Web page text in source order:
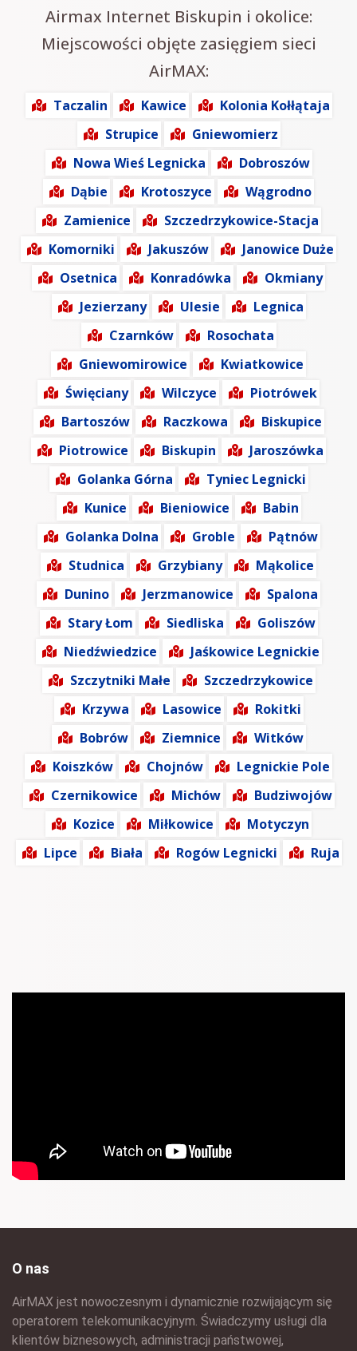
Airmax Internet Biskupin i okolice:
Miejscowości objęte zasięgiem sieci
AirMAX:
Taczalin Kawice
Kolonia Kołłątaja
Strupice
Gniewomierz
Nowa Wieś Legnicka
Dobroszów
Dąbie
Krotoszyce
Wągrodno
Zamienice
Szczedrzykowice-Stacja
Komorniki
Jakuszów
Janowice Duże
Osetnica
Konradówka
Okmiany
Jezierzany
Ulesie
Legnica
Czarnków
Rosochata
Gniewomirowice
Kwiatkowice
Święciany
Wilczyce
Piotrówek
Bartoszów
Raczkowa
Biskupice
Piotrowice
Biskupin
Jaroszówka
Golanka Górna
Tyniec Legnicki
Kunice
Bieniowice
Babin
Golanka Dolna
Groble
Pątnów
Studnica
Grzybiany
Mąkolice
Dunino
Jerzmanowice
Spalona
Stary Łom
Siedliska
Goliszów
Niedźwiedzice
Jaśkowice Legnickie
Szczytniki Małe
Szczedrzykowice
Krzywa
Lasowice
Rokitki
Bobrów
Ziemnice
Witków
Koiszków
Chojnów
Legnickie Pole
Czernikowice
Michów
Budziwojów
Kozice
Miłkowice
Motyczyn
Lipce
Biała Rogów Legnicki Ruja
O nas
AirMAX jest nowoczesnym i dynamicznie rozwijającym się
operatorem telekomunikacyjnym. Świadczymy usługi dla
klientów biznesowych, administracji państwowej,